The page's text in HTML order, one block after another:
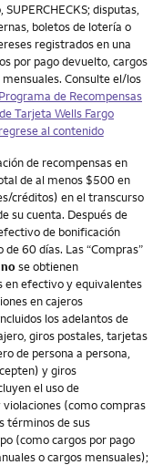
disputas,
boletos de lotería o
registrados en una
por pago devuelto, cargos
Consulte el/los
de Recompensas
Tarjeta Wells Fargo
al contenido
de recompensas en
de al menos $500 en
créditos) en el transcurso
su cuenta. Después de
de bonificación
60 días. Las “Compras”
nose obtienen
en efectivo y equivalentes
en cajeros
los adelantos de
giros postales, tarjetas
de persona a persona,
y giros
el uso de
violaciones (como compras
términos de sus
(como cargos por pago
o cargos mensuales);